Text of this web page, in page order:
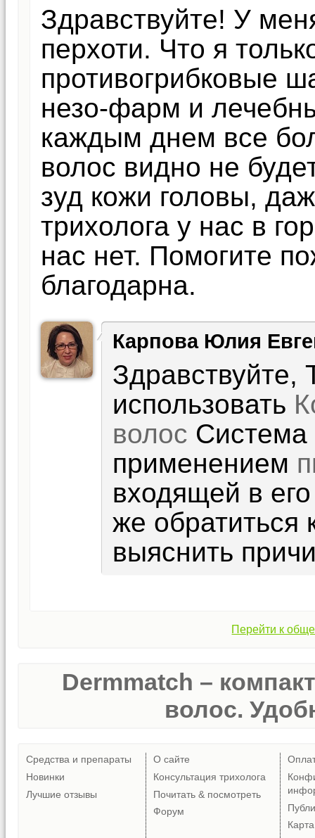
Здравствуйте! У
перхоти. Что я
противогрибковые
незо-фарм и
каждым днем все
волос видно не
зуд кожи головы,
трихолога у нас в
нас нет. Помогите
благодарна.
Карпова Юлия
Здравствуйте,
использовать
волос Система
применением
входящей в
же обратиться
выяснить
Перейти к
Dermmatch –
волос.
Средства и препараты
Новинки
Лучшие отзывы
О сайте
Консультация трихолога
Почитать & посмотреть
Форум